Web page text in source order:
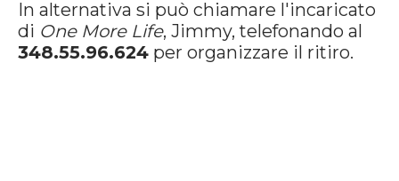
In alternativa si può chiamare l'incaricato
di One More Life, Jimmy, telefonando al
348.55.96.624 per organizzare il ritiro.